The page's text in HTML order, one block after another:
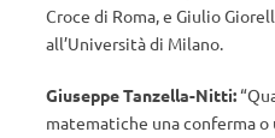
Croce di Roma, e Giulio
all’Università di Milano.
Giuseppe Tanzella-Nitti:
matematiche una conferma